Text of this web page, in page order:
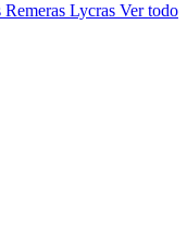
Remeras Lycras Ver todo